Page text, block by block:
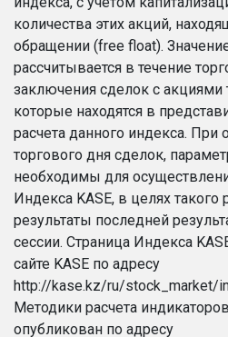
количества этих акций,
обращении (free float).
рассчитывается в течение
заключения сделок с акциями
которые находятся в
расчета данного индекса. При
торгового дня сделок,
необходимы для
Индекса KASE, в целях такого
результаты последней
сессии. Страница Индекса
сайте KASE по адресу
http://kase.kz/ru/stock_market/
Методики расчета
опубликован по адресу